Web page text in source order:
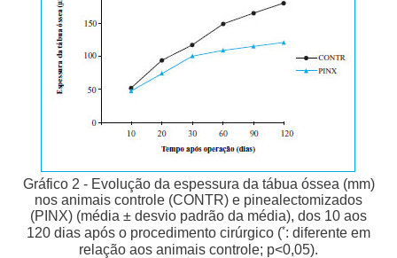
Gráfico 2 - Evolução da espessura da tábua óssea (mm)
nos animais controle (CONTR) e pinealectomizados
(PINX) (média ± desvio padrão da média), dos 10 aos
120 dias após o procedimento cirúrgico (*: diferente em
relação aos animais controle; p<0,05).